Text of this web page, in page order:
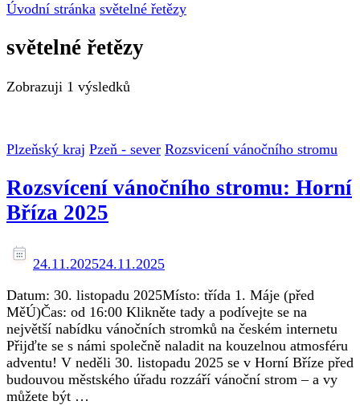
Úvodní stránka světelné řetězy
světelné řetězy
Zobrazuji 1 výsledků
Plzeňský kraj Pzeň - sever Rozsvicení vánočního stromu
Rozsvícení vánočního stromu: Horní
Bříza 2025
24.11.202524.11.2025
Datum: 30. listopadu 2025Místo: třída 1. Máje (před
MěÚ)Čas: od 16:00 Klikněte tady a podívejte se na
největší nabídku vánočních stromků na českém internetu
Přijďte se s námi společně naladit na kouzelnou atmosféru
adventu! V neděli 30. listopadu 2025 se v Horní Bříze před
budouvou městského úřadu rozzáří vánoční strom – a vy
můžete být …